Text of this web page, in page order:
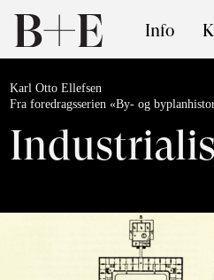
Info
Karl Otto Ellefsen
Fra foredragsserien «By- og